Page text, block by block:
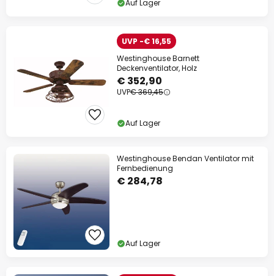
Auf Lager
UVP -€ 16,55
Westinghouse Barnett
Deckenventilator, Holz
€ 352,90
UVP€ 369,45
Auf Lager
Westinghouse Bendan Ventilator mit
Fernbedienung
€ 284,78
Auf Lager